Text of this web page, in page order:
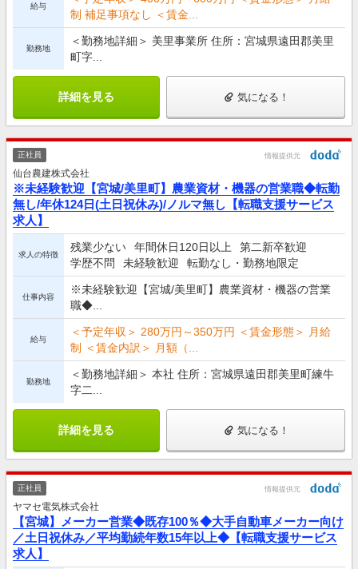
給与
制 補足事項なし ＜賃金...
勤務地
＜勤務地詳細＞ 美里事業所 住所：宮城県遠田郡美里
町字...
詳細を見る 気になる！
正社員 情報提供元
仙台農建株式会社
※未経験歓迎【宮城/美里町】農業資材・機器の営業職◆転勤
無し/年休124日(土日祝休み)/ノルマ無し【転職支援サービス
求人】
求人の特徴
残業少ない 年間休日120日以上
第二新卒歓迎
学歴不問
未経験歓迎 転勤なし・勤務地限定
仕事内容
※未経験歓迎【宮城/美里町】農業資材・機器の営業
職◆...
給与
＜予定年収＞ 280万円～350万円 ＜賃金形態＞ 月給
制 ＜賃金内訳＞ 月額（...
勤務地
＜勤務地詳細＞ 本社 住所：宮城県遠田郡美里町練牛
字二...
詳細を見る 気になる！
正社員 情報提供元
ヤマセ電気株式会社
【宮城】メーカー営業◆既存100％◆大手自動車メーカー向け
／土日祝休み／平均勤続年数15年以上◆【転職支援サービス
求人】